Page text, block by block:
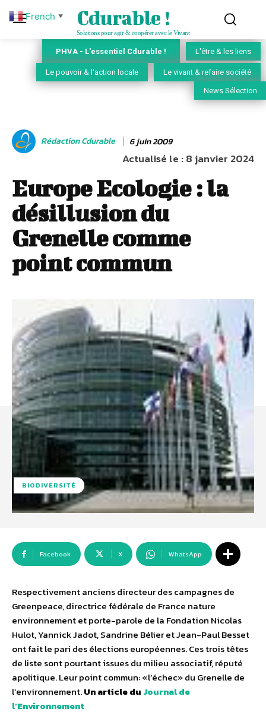
Cdurable !
Solutions pour agir & coopérer avec le Vivant
PHVA - L'essentiel Cdurable ! L'être & les liens
Le pouvoir & l'action locale Le vivant & refaire société
News Sélection
Rédaction Cdurable 6 juin 2009
Actualisé le :8 janvier 2024
Europe Ecologie : la
désillusion du
Grenelle comme
point commun
BIODIVERSITÉ
Facebook X WhatsApp
Respectivement anciens directeur des campagnes de
Greenpeace, directrice fédérale de France nature
environnement et porte-parole de la Fondation Nicolas
Hulot, Yannick Jadot, Sandrine Bélier et Jean-Paul Besset
ont fait le pari des élections européennes. Ces trois têtes
de liste sont pourtant issues du milieu associatif, réputé
apolitique. Leur point commun: «l’échec» du Grenelle de
l’environnement.Un article du Journal de
l’Environnement
French ▼